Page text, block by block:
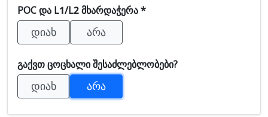
POC Და L1/L2 Მხარდაჭერა *
Დიახ Არა
Გაქვთ Ცოცხალი Შესაძლებლობები?
Დიახ Არა